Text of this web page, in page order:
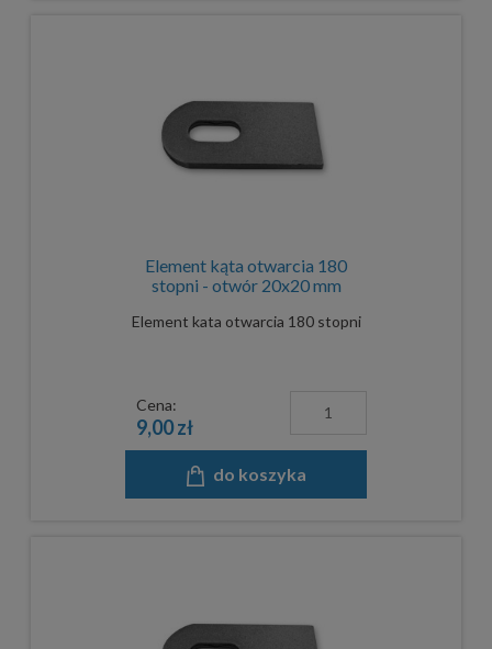
Element kąta otwarcia 180
stopni - otwór 20x20 mm
Element kata otwarcia 180 stopni
Cena:
9,00 zł
do koszyka